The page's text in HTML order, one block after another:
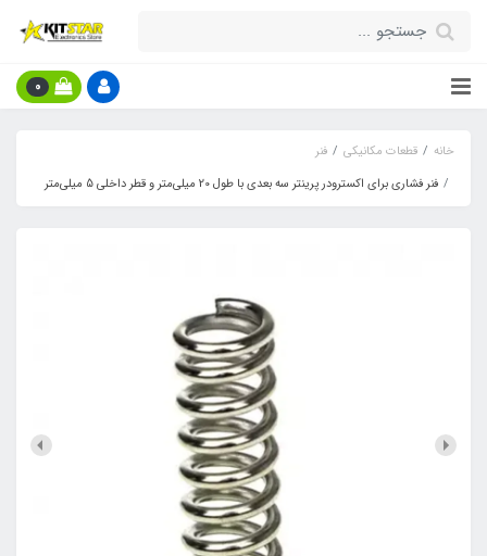
0
خانه قطعات مکانیکی
فنر
فنر فشاری برای اکسترودر پرینتر سه بعدی با طول 20 میلی‌متر و قطر داخلی 5 میلی‌متر